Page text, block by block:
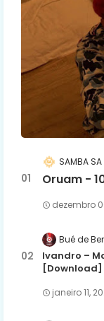
SAMBA SA
Oruam -
dezembro
Bué de
Ivandro –
[Download]
janeiro 11,